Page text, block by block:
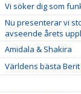
Vi söker dig som
Nu presenterar vi
avseende årets
Amidala & Shakira
Världens bästa